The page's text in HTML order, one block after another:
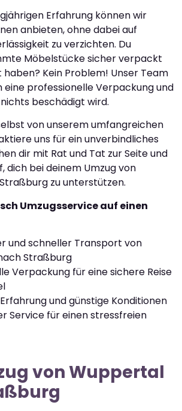
Erfahrung können wir
anbieten, ohne dabei auf
zu verzichten. Du
Möbelstücke sicher verpackt
Kein Problem! Unser Team
eine professionelle Verpackung und
beschädigt wird.
von unserem umfangreichen
uns für ein unverbindliches
dir mit Rat und Tat zur Seite und
dich bei deinem Umzug von
zu unterstützen.
Umzugsservice auf einen
und schneller Transport von
Straßburg
Verpackung für eine sichere Reise
und günstige Konditionen
Service für einen stressfreien
von Wuppertal